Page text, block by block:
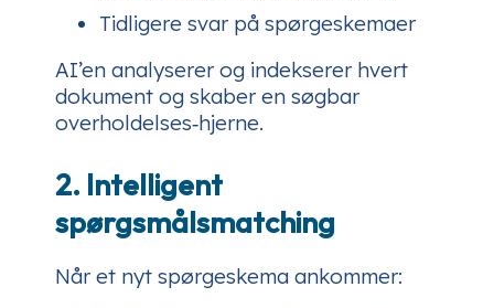
Tidligere svar på spørgeskemaer
AI’en analyserer og indekserer hvert
dokument og skaber en søgbar
overholdelses‑hjerne.
2. Intelligent
spørgsmålsmatching
Når et nyt spørgeskema ankommer: